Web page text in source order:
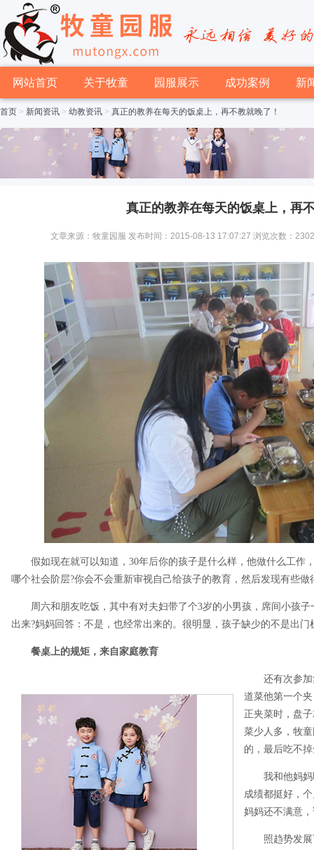
网站首页 关于牧童 园服展示 成功案例 新
首页 > 新闻资讯 > 幼教资讯 > 真正的教养在每天的饭桌上，再不教就晚了！
真正的教养在每天的饭桌上，再
文章来源：牧童园服 发布时间：2015-08-13 17:07:27 浏览次数：2302
假如现在就可以知道，30年后你的孩子是什么样，他做什么工作
哪个社会阶层?你会不会重新审视自己给孩子的教育，然后发现有些做
周六和朋友吃饭，其中有对夫妇带了个3岁的小男孩，席间小孩
出来?妈妈回答：不是，也经常出来的。很明显，孩子缺少的不是出
餐桌上的规矩，来自家庭教育
还有次参
道菜他第一个
正夹菜时，盘
菜少人多，牧
的，最后吃不
我和他妈
成绩都挺好，
妈妈还不满意
照趋势发